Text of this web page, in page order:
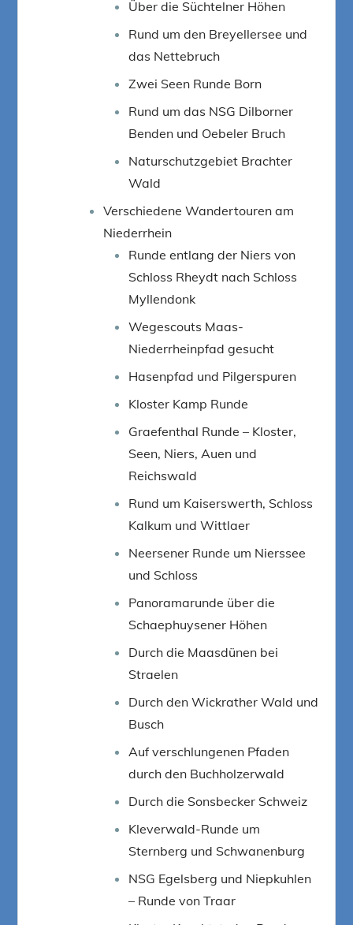
Über die Süchtelner Höhen
Rund um den Breyellersee und
das Nettebruch
Zwei Seen Runde Born
Rund um das NSG Dilborner
Benden und Oebeler Bruch
Naturschutzgebiet Brachter
Wald
Verschiedene Wandertouren am
Niederrhein
Runde entlang der Niers von
Schloss Rheydt nach Schloss
Myllendonk
Wegescouts Maas-
Niederrheinpfad gesucht
Hasenpfad und Pilgerspuren
Kloster Kamp Runde
Graefenthal Runde – Kloster,
Seen, Niers, Auen und
Reichswald
Rund um Kaiserswerth, Schloss
Kalkum und Wittlaer
Neersener Runde um Nierssee
und Schloss
Panoramarunde über die
Schaephuysener Höhen
Durch die Maasdünen bei
Straelen
Durch den Wickrather Wald und
Busch
Auf verschlungenen Pfaden
durch den Buchholzerwald
Durch die Sonsbecker Schweiz
Kleverwald-Runde um
Sternberg und Schwanenburg
NSG Egelsberg und Niepkuhlen
– Runde von Traar